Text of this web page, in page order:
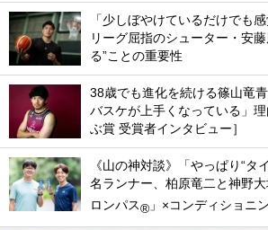
「少しぼやけているだけでも
リーグ屈指のシューター・安藤
る”ことの重要性
38歳でも進化を続ける篠山竜
バスケが上手くなっている」
ぶ賞 受賞者インタビュー］
《山の神対談》「やっぱり“タ
名ランナー、柏原竜二と神野
ロンパス® 」×コンディショニ